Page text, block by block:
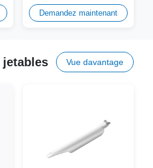
transducteurs SonoScape
VC6-2....
Demandez maintenant
Vue davantage